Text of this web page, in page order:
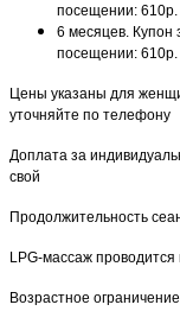
посещении: 610р.
6 месяцев. Купон
посещении: 610р.
Цены указаны для
уточняйте по телефону
Доплата за
свой
Продолжительность
LPG-массаж
Возрастное